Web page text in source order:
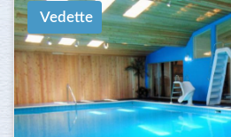
Vedette